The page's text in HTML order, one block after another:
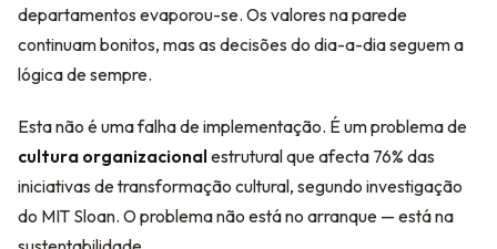
departamentos evaporou-se. Os valores na parede
continuam bonitos, mas as decisões do dia-a-dia seguem a
lógica de sempre.
Esta não é uma falha de implementação. É um problema de
cultura organizacional estrutural que afecta 76% das
iniciativas de transformação cultural, segundo investigação
do MIT Sloan. O problema não está no arranque — está na